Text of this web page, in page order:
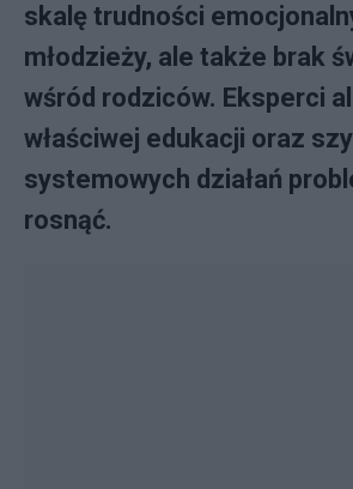
skalę trudności
młodzieży, ale także brak
wśród rodziców. Eksperci
właściwej edukacji oraz
systemowych działań
rosnąć.